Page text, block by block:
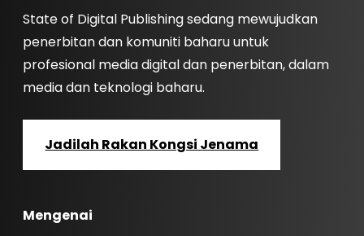
State of Digital Publishing sedang mewujudkan
penerbitan dan komuniti baharu untuk
profesional media digital dan penerbitan, dalam
media dan teknologi baharu.
Jadilah Rakan Kongsi Jenama
Mengenai